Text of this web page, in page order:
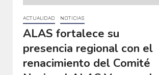
ACTUALIDAD NOTICIAS
ALAS fortalece su
presencia regional con el
renacimiento del Comité